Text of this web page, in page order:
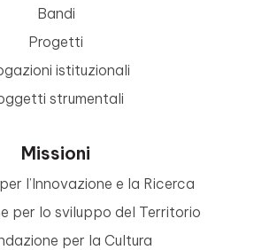
Bandi
Progetti
istituzionali
strumentali
Missioni
l’Innovazione e la Ricerca
per lo sviluppo del Territorio
per la Cultura